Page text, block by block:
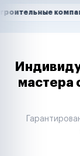
Намкомпании
Маркетплейсы
Таксопарки
Автодилеры
Строительные
Аренда
мастера